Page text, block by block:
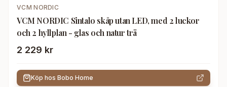
VCM NORDIC
VCM NORDIC Sintalo skåp utan LED, med 2 luckor
och 2 hyllplan - glas och natur trä
2 229 kr
Köp hos Bobo Home